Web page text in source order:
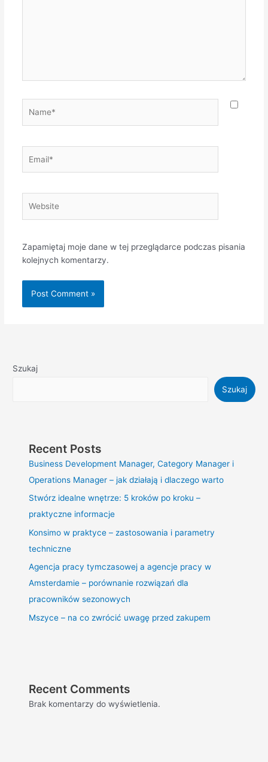
Zapamiętaj moje dane w tej przeglądarce podczas pisania
kolejnych komentarzy.
Szukaj
Szukaj
Recent Posts
Business Development Manager, Category Manager i
Operations Manager – jak działają i dlaczego warto
Stwórz idealne wnętrze: 5 kroków po kroku –
praktyczne informacje
Konsimo w praktyce – zastosowania i parametry
techniczne
Agencja pracy tymczasowej a agencje pracy w
Amsterdamie – porównanie rozwiązań dla
pracowników sezonowych
Mszyce – na co zwrócić uwagę przed zakupem
Recent Comments
Brak komentarzy do wyświetlenia.